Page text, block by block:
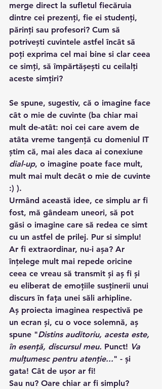
merge direct la sufletul fiecăruia
dintre cei prezenți, fie ei studenți,
părinți sau profesori? Cum să
potrivești cuvintele astfel încât să
poți exprima cel mai bine si clar ceea
ce simți, să împărtășești cu ceilalți
aceste simțiri?
Se spune, sugestiv, că o imagine face
cât o mie de cuvinte (ba chiar mai
mult de-atât: noi cei care avem de
atâta vreme tangență cu domeniul IT
știm că, mai ales daca ai conexiune
dial-up, o imagine poate face mult,
mult mai mult decât o mie de cuvinte
:) ).
Urmând această idee, ce simplu ar fi
fost, mă gândeam uneori, să pot
găsi o imagine care să redea ce simt
cu un astfel de prilej. Pur si simplu!
Ar fi extraordinar, nu-i așa? Ar
înțelege mult mai repede oricine
ceea ce vreau să transmit și aș fi și
eu eliberat de emoțiile susținerii unui
discurs în fața unei săli arhipline.
Aș proiecta imaginea respectivă pe
un ecran și, cu o voce solemnă, aș
spune "Distins auditoriu, acesta este,
în esență, discursul meu. Punct! Va
mulțumesc pentru atenție..." - și
gata! Cât de ușor ar fi!
Sau nu? Oare chiar ar fi simplu?